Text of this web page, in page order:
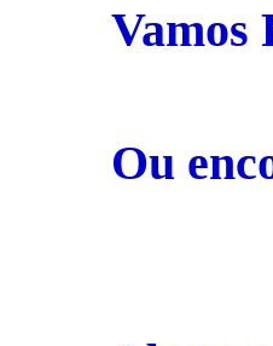
Vamos
Ou